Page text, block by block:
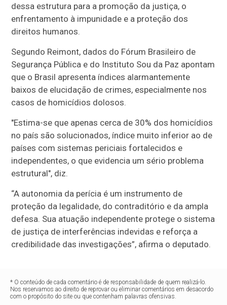
dessa estrutura para a promoção da justiça, o
enfrentamento à impunidade e a proteção dos
direitos humanos.
Segundo Reimont, dados do Fórum Brasileiro de
Segurança Pública e do Instituto Sou da Paz apontam
que o Brasil apresenta índices alarmantemente
baixos de elucidação de crimes, especialmente nos
casos de homicídios dolosos.
"Estima-se que apenas cerca de 30% dos homicídios
no país são solucionados, índice muito inferior ao de
países com sistemas periciais fortalecidos e
independentes, o que evidencia um sério problema
estrutural", diz.
“A autonomia da perícia é um instrumento de
proteção da legalidade, do contraditório e da ampla
defesa. Sua atuação independente protege o sistema
de justiça de interferências indevidas e reforça a
credibilidade das investigações”, afirma o deputado.
* O conteúdo de cada comentário é de responsabilidade de quem realizá-lo.
Nos reservamos ao direito de reprovar ou eliminar comentários em desacordo
com o propósito do site ou que contenham palavras ofensivas.